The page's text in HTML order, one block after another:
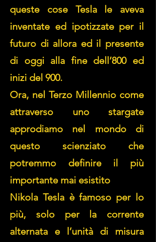
queste cose Tesla le aveva
inventate ed ipotizzate per il
futuro di allora ed il presente
di oggi alla fine dell’800 ed
inizi del 900.
Ora, nel Terzo Millennio come
attraverso uno stargate
approdiamo nel mondo di
questo scienziato che
potremmo definire il più
importante mai esistito
Nikola Tesla è famoso per lo
più, solo per la corrente
alternata e l’unità di misura